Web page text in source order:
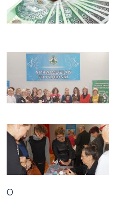
O